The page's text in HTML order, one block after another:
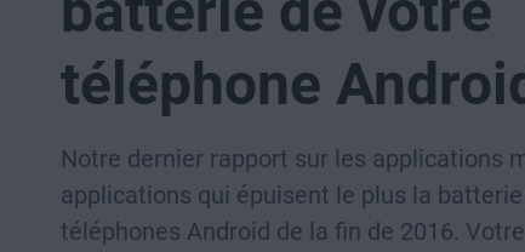
téléphone
Notre dernier rapport sur les applications
applications qui épuisent le plus la
téléphones Android de la fin de 2016.